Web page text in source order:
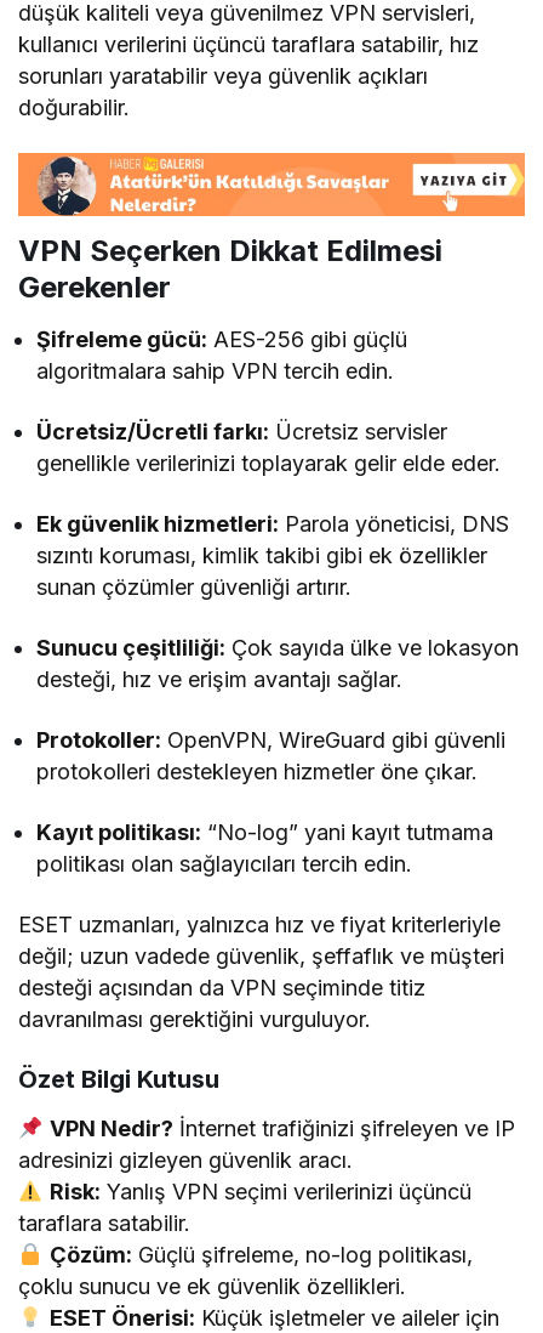
düşük kaliteli veya güvenilmez VPN servisleri,
kullanıcı verilerini üçüncü taraflara satabilir, hız
sorunları yaratabilir veya güvenlik açıkları
doğurabilir.
VPN Seçerken Dikkat Edilmesi
Gerekenler
Şifreleme gücü: AES-256 gibi güçlü
algoritmalara sahip VPN tercih edin.
Ücretsiz/Ücretli farkı: Ücretsiz servisler
genellikle verilerinizi toplayarak gelir elde eder.
Ek güvenlik hizmetleri: Parola yöneticisi, DNS
sızıntı koruması, kimlik takibi gibi ek özellikler
sunan çözümler güvenliği artırır.
Sunucu çeşitliliği: Çok sayıda ülke ve lokasyon
desteği, hız ve erişim avantajı sağlar.
Protokoller: OpenVPN, WireGuard gibi güvenli
protokolleri destekleyen hizmetler öne çıkar.
Kayıt politikası: “No-log” yani kayıt tutmama
politikası olan sağlayıcıları tercih edin.
ESET uzmanları, yalnızca hız ve fiyat kriterleriyle
değil; uzun vadede güvenlik, şeffaflık ve müşteri
desteği açısından da VPN seçiminde titiz
davranılması gerektiğini vurguluyor.
Özet Bilgi Kutusu
VPN Nedir? İnternet trafiğinizi şifreleyen ve IP
adresinizi gizleyen güvenlik aracı.
Risk: Yanlış VPN seçimi verilerinizi üçüncü
taraflara satabilir.
Çözüm: Güçlü şifreleme, no-log politikası,
çoklu sunucu ve ek güvenlik özellikleri.
ESET Önerisi: Küçük işletmeler ve aileler için